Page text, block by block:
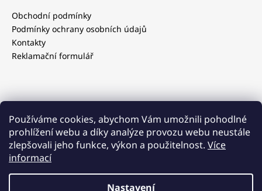
Používáme cookies, abychom Vám umožnili pohodlné
prohlížení webu a díky analýze provozu webu neustále
zlepšovali jeho funkce, výkon a použitelnost. Více
informací
Nastavení
Obchodní podmínky
Podmínky ochrany osobních údajů
Kontakty
Reklamační formulář